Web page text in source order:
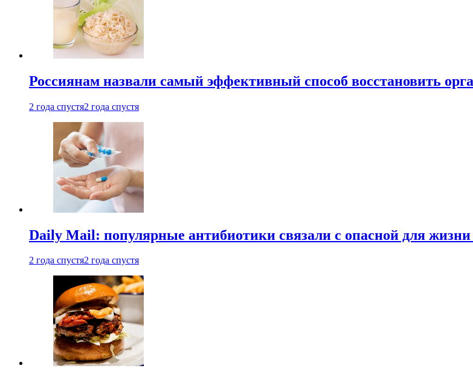
Россиянам назвали самый эффективный способ восстановить
2 года спустя2 года спустя
Daily Mail: популярные антибиотики связали с опасной для
2 года спустя2 года спустя